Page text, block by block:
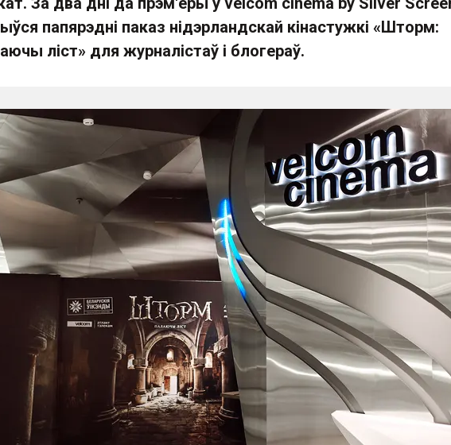
папярэднi паказ нідэрландскай кінастужкі «Шторм:
лiст» для журналістаў і блогераў.